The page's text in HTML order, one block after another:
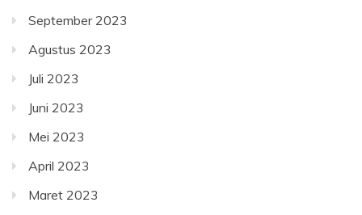
September 2023
Agustus 2023
Juli 2023
Juni 2023
Mei 2023
April 2023
Maret 2023